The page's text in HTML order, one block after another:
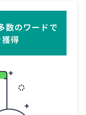
数のワードで
得